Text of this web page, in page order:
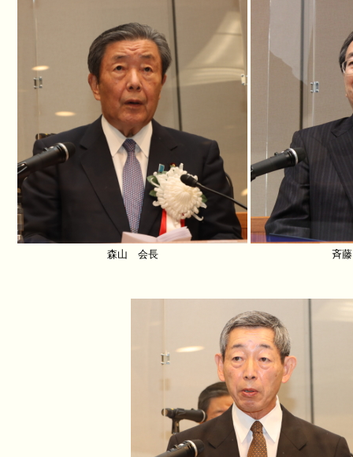
森山 会長 斉